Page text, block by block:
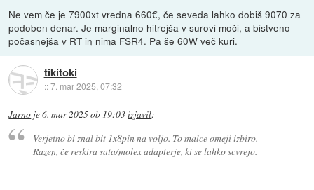
Ne vem če je 7900xt vredna 660€, če seveda lahko dobiš 9070 za
podoben denar. Je marginalno hitrejša v surovi moči, a bistveno
počasnejša v RT in nima FSR4. Pa še 60W več kuri.
tikitoki
::7. mar 2025, 07:32
Jarno je6. mar 2025 ob 19:03izjavil:
Verjetno bi znal bit 1x8pin na voljo. To malce omeji izbiro.
Razen, če reskira sata/molex adapterje, ki se lahko scvrejo.